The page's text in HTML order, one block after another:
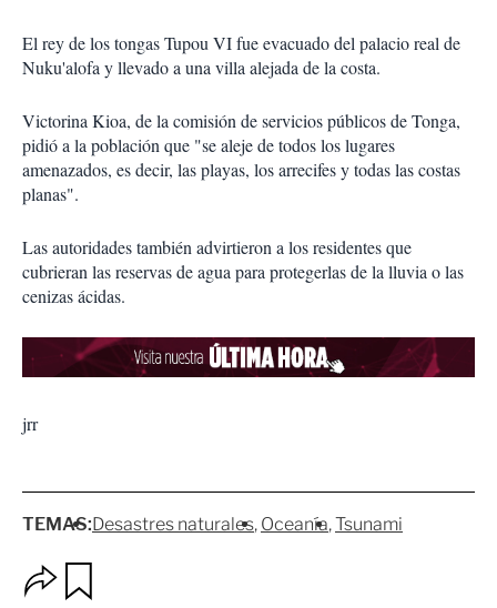
El rey de los tongas Tupou VI fue evacuado del palacio real de
Nuku'alofa y llevado a una villa alejada de la costa.
Victorina Kioa, de la comisión de servicios públicos de Tonga,
pidió a la población que "se aleje de todos los lugares
amenazados, es decir, las playas, los arrecifes y todas las costas
planas".
Las autoridades también advirtieron a los residentes que
cubrieran las reservas de agua para protegerlas de la lluvia o las
cenizas ácidas.
jrr
TEMAS:Desastres naturales Oceanía Tsunami